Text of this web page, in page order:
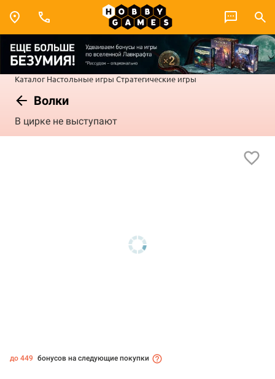
Каталог Настольные игры Стратегические игры
Волки
В цирке не выступают
до 449 бонусов на следующие покупки